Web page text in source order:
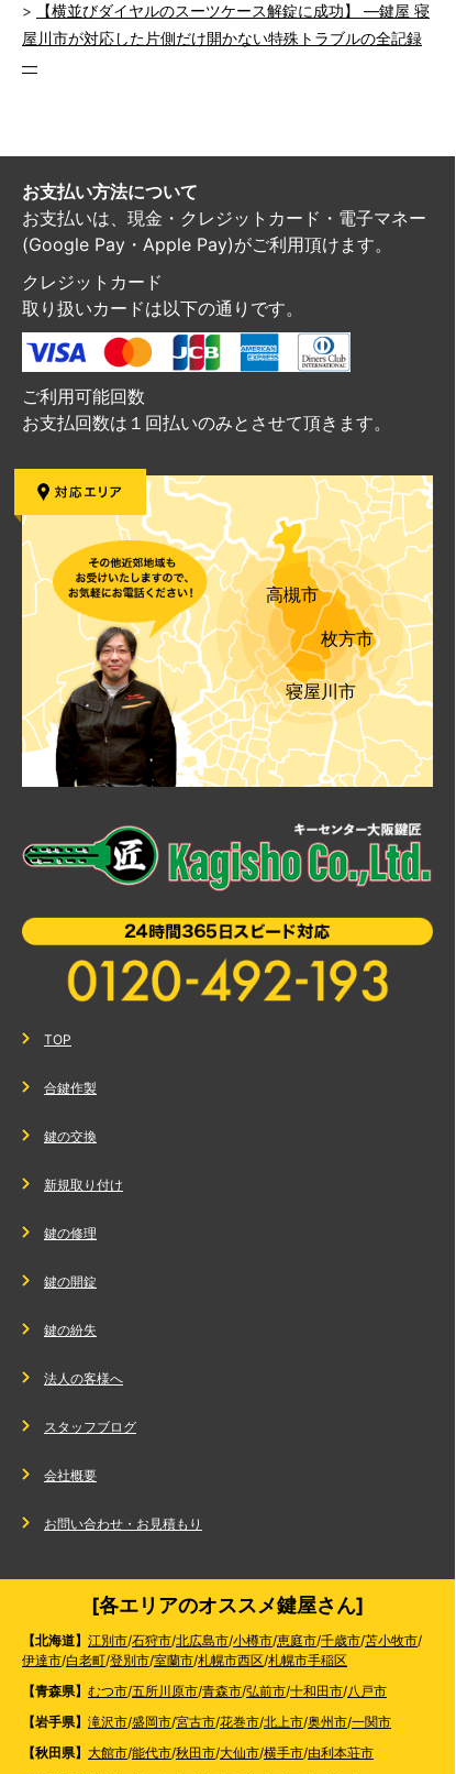
【横並びダイヤルのスーツケース解錠に成功】 ―鍵屋 寝
屋川市が対応した片側だけ開かない特殊トラブルの全記録
―
お支払い方法について
お支払いは、現金・クレジットカード・電子マネー
(Google Pay・Apple Pay)がご利用頂けます。
クレジットカード
取り扱いカードは以下の通りです。
ご利用可能回数
お支払回数は１回払いのみとさせて頂きます。
高槻市
枚方市
寝屋川市
TOP
合鍵作製
鍵の交換
新規取り付け
鍵の修理
鍵の開錠
鍵の紛失
法人の客様へ
スタッフブログ
会社概要
お問い合わせ・お見積もり
[各エリアのオススメ鍵屋さん]
【北海道】 江別市/石狩市/北広島市/小樽市/恵庭市/千歳市/苫小牧市/
伊達市/白老町/登別市/室蘭市/札幌市西区/札幌市手稲区
【青森県】 むつ市/五所川原市/青森市/弘前市/十和田市/八戸市
【岩手県】 滝沢市/盛岡市/宮古市/花巻市/北上市/奥州市/一関市
【秋田県】 大館市/能代市/秋田市/大仙市/横手市/由利本荘市